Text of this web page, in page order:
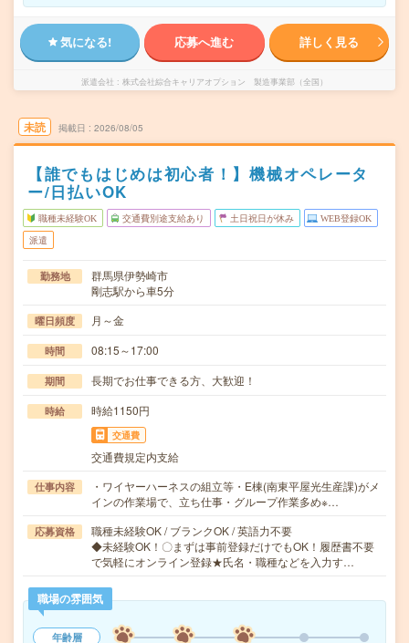
気になる! 応募へ進む 詳しく見る
派遣会社 株式会社綜合キャリアオプション 製造事業部（全国）
未読 掲載日 2026/08/05
【誰でもはじめは初心者！】機械オペレータ
ー/日払いOK
職種未経験OK 交通費別途支給あり 土日祝日が休み WEB登録OK
派遣
勤務地
群馬県伊勢崎市
剛志駅から車5分
曜日頻度 月～金
時間 08:15～17:00
期間 長期でお仕事できる方、大歓迎！
時給 時給1150円
交通費
交通費規定内支給
仕事内容
・ワイヤーハーネスの組立等・E棟(南東平屋光生産課)がメ
インの作業場で、立ち仕事・グループ作業多め※…
応募資格
職種未経験OK / ブランクOK / 英語力不要
◆未経験OK！〇まずは事前登録だけでもOK！履歴書不要
で気軽にオンライン登録★氏名・職種などを入力す…
職場の雰囲気
年齢層